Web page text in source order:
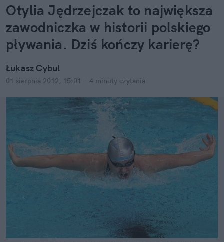
Otylia Jędrzejczak to największa
zawodniczka w historii polskiego
pływania. Dziś kończy karierę?
Łukasz Cybul
01 sierpnia 2012, 15:01 4 minuty czytania